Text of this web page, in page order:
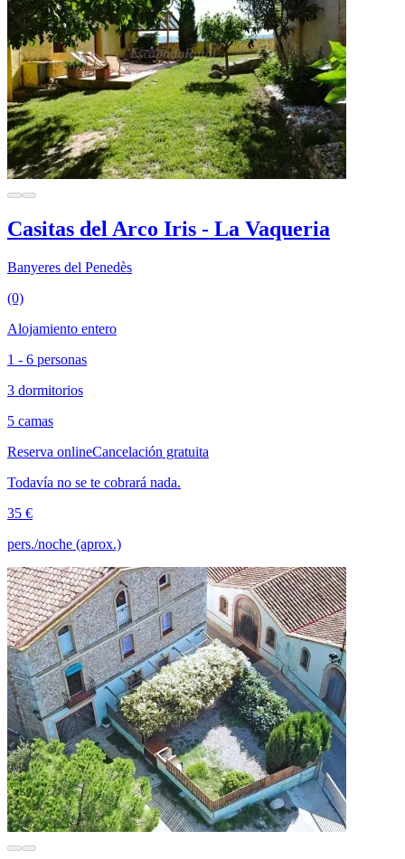
Casitas del Arco Iris - La Vaqueria
Banyeres del Penedès
(0)
Alojamiento entero
1 - 6 personas
3 dormitorios
5 camas
Reserva onlineCancelación gratuita
Todavía no se te cobrará nada.
35 €
pers./noche (aprox.)